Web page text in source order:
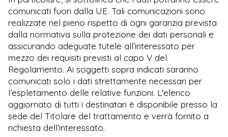
comunicati fuori dalla UE. Tali comunicazioni sono
realizzate nel pieno rispetto di ogni garanzia prevista
dalla normativa sulla protezione dei dati personali e
assicurando adeguate tutele all’interessato per
mezzo dei requisiti previsti al capo V del
Regolamento. Ai soggetti sopra indicati saranno
comunicati solo i dati strettamente necessari per
l’espletamento delle relative funzioni. L'elenco
aggiornato di tutti i destinatari è disponibile presso la
sede del Titolare del trattamento e verrà fornito a
richiesta dell’interessato.